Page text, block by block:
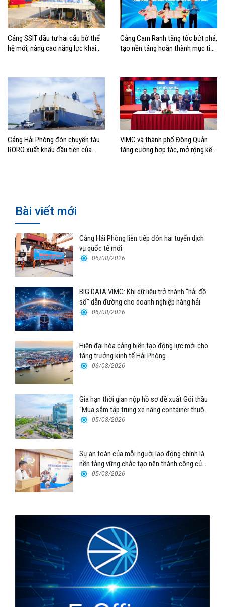
Cảng SSIT đầu tư hai cẩu bờ thế
hệ mới, nâng cao năng lực khai
Cảng Cam Ranh tăng tốc bứt phá,
tạo nền tảng hoàn thành mục tiêu
Cảng Hải Phòng đón chuyến tàu
RORO xuất khẩu đầu tiên của
VIMC và thành phố Đông Quản
tăng cường hợp tác, mở rộng kết
Bài viết mới
Cảng Hải Phòng liên tiếp đón hai tuyến dịch
vụ quốc tế mới
06/08/2026
BIG DATA VIMC: Khi dữ liệu trở thành “hải đồ
số” dẫn đường cho doanh nghiệp hàng hải
06/08/2026
Hiện đại hóa cảng biển tạo động lực mới cho
tăng trưởng kinh tế Hải Phòng
06/08/2026
Gia hạn thời gian nộp hồ sơ đề xuất Gói thầu
“Mua sắm tập trung xe nâng container thuộc
Tổng công ty Hàng hải Việt Nam – CTCP”
05/08/2026
Sự an toàn của mỗi người lao động chính là
nền tảng vững chắc tạo nên thành công của
Cảng Đà Nẵng
05/08/2026